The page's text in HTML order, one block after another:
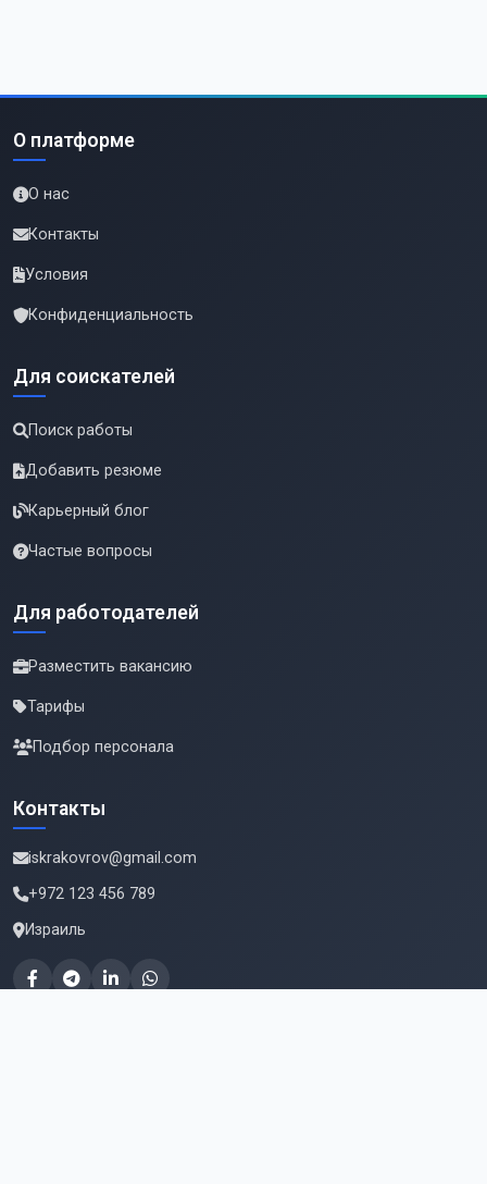
О платформе
О нас
Контакты
Условия
Конфиденциальность
Для соискателей
Поиск работы
Добавить резюме
Карьерный блог
Частые вопросы
Для работодателей
Разместить вакансию
Тарифы
Подбор персонала
Контакты
iskrakovrov@gmail.com
+972 123 456 789
Израиль